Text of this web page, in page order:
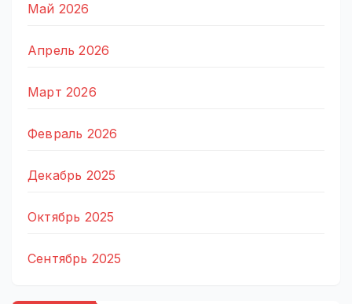
Май 2026
Апрель 2026
Март 2026
Февраль 2026
Декабрь 2025
Октябрь 2025
Сентябрь 2025